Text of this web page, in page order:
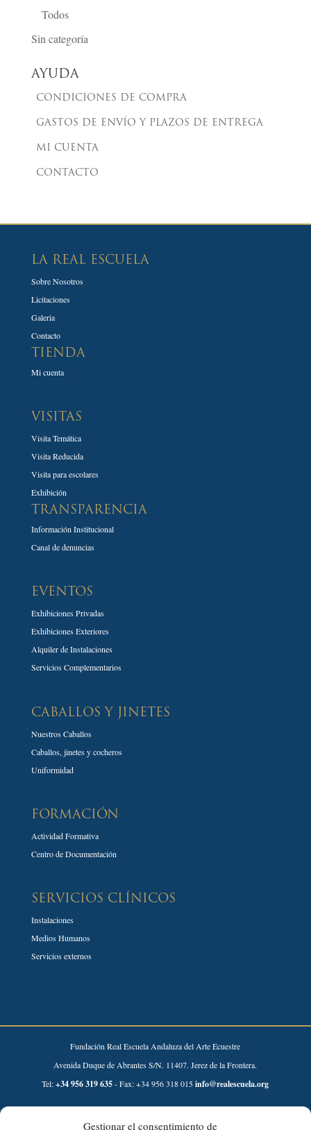
Gestionar el consentimiento de
Todos
Sin categoría
AYUDA
CONDICIONES DE COMPRA
GASTOS DE ENVÍO Y PLAZOS DE ENTREGA
MI CUENTA
CONTACTO
LA REAL ESCUELA
Sobre Nosotros
Licitaciones
Galeria
Contacto
TIENDA
Mi cuenta
VISITAS
Visita Temática
Visita Reducida
Visita para escolares
Exhibición
TRANSPARENCIA
Información Institucional
Canal de denuncias
EVENTOS
Exhibiciones Privadas
Exhibiciones Exteriores
Alquiler de Instalaciones
Servicios Complementarios
CABALLOS Y JINETES
Nuestros Caballos
Caballos, jinetes y cocheros
Uniformidad
FORMACIÓN
Actividad Formativa
Centro de Documentación
SERVICIOS CLÍNICOS
Instalaciones
Medios Humanos
Servicios externos
Fundación Real Escuela Andaluza del Arte Ecuestre
Avenida Duque de Abrantes S/N. 11407. Jerez de la Frontera.
Tel:+34 956 319 635- Fax: +34 956 318 015info@realescuela.org
Desarrollado por: